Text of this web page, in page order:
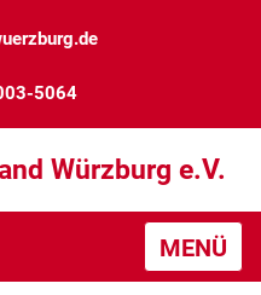
5064
Würzburg e.V.
MENÜ